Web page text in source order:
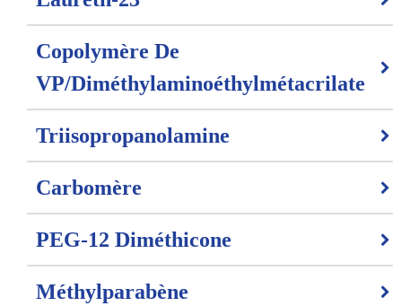
Copolymère De
VP/diméthylaminoéthylmétacrilate
Triisopropanolamine
Carbomère
PEG-12 Diméthicone
Méthylparabène